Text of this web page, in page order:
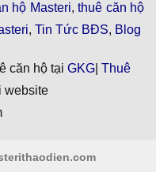
hộ Masteri, thuê căn hộ
, Tin Tức BĐS, Blog
căn hộ tại GKG Thuê
website